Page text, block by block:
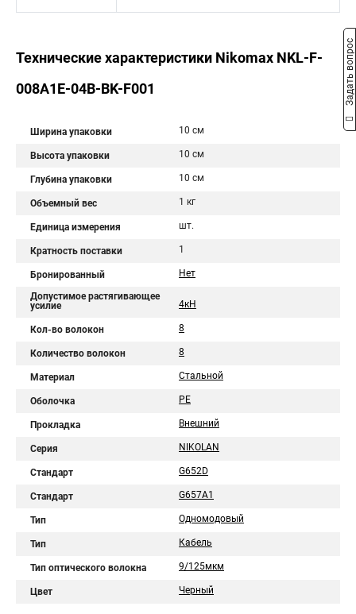
Технические характеристики Nikomax NKL-F-
008A1E-04B-BK-F001
Ширина упаковки 10 см
Высота упаковки 10 см
Глубина упаковки 10 см
Объемный вес 1 кг
Единица измерения шт.
Кратность поставки 1
Бронированный Нет
Допустимое растягивающее
усилие
4кН
Кол-во волокон 8
Количество волокон 8
Материал Стальной
Оболочка PE
Прокладка Внешний
Серия NIKOLAN
Стандарт G652D
Стандарт G657A1
Тип Одномодовый
Тип Кабель
Тип оптического волокна 9/125мкм
Цвет Черный
Задать вопрос